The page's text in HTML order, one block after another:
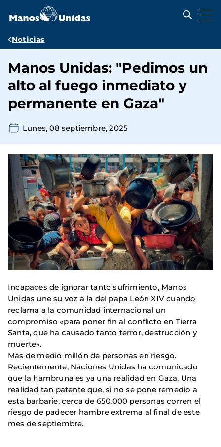
contenido
Ruta
navegación
Noticias
Manos Unidas: "Pedimos un
alto al fuego inmediato y
permanente en Gaza"
Lunes, 08 septiembre, 2025
Incapaces de ignorar tanto sufrimiento, Manos
Unidas une su voz a la del papa León XIV cuando
reclama a la comunidad internacional un
compromiso «para poner fin al conflicto en Tierra
Santa, que ha causado tanto terror, destrucción y
muerte».
Más de medio millón de personas en riesgo.
Recientemente, Naciones Unidas ha comunicado
que la hambruna es ya una realidad en Gaza. Una
realidad tan patente que, si no se pone remedio a
esta barbarie, cerca de 650.000 personas corren el
riesgo de padecer hambre extrema al final de este
mes de septiembre.